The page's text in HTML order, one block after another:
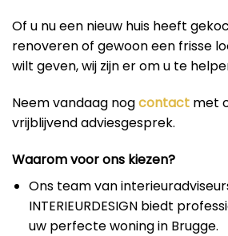
Of u nu een nieuw huis heeft
renoveren of gewoon een frisse
wilt geven, wij zijn er om u te
Neem vandaag nogcontact met
vrijblijvend adviesgesprek.
Waarom voor ons kiezen?
Ons team van
INTERIEURDESIGN biedt
uw perfecte woning in Brugge.